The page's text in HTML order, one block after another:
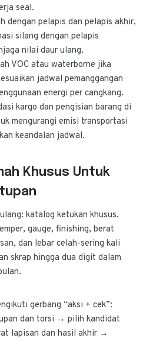
seal.
dengan pelapis dan pelapis akhir,
silang dengan pelapis
nilai daur ulang.
VOC atau waterborne jika
jadwal pemanggangan
energi per cangkang.
kargo dan pengisian barang di
mengurangi emisi transportasi
keandalan jadwal.
Khusus Untuk
katalog ketukan khusus.
gauge, finishing, berat
dan lebar celah-sering kali
skrap hingga dua digit dalam
gerbang “aksi + cek”:
dan torsi → pilih kandidat
lapisan dan hasil akhir →